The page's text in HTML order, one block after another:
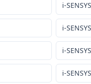
i-
i-
i-
i-